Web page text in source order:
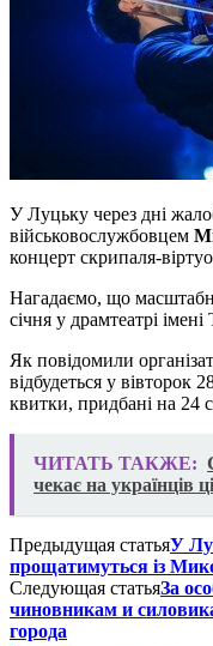
У Луцьку через дні
військовослужбовцем
концерт скрипаля-
Нагадаємо, що
січня у драмтеатрі
Як повідомили
відбудеться у вівторок
квитки, придбані на 24
ЧИТАТЬ ТАКЖЕ:
чекає на українців
Предыдущая статьяУ
прощатимуться із
Следующая статьяЗа
чиновникам и
города